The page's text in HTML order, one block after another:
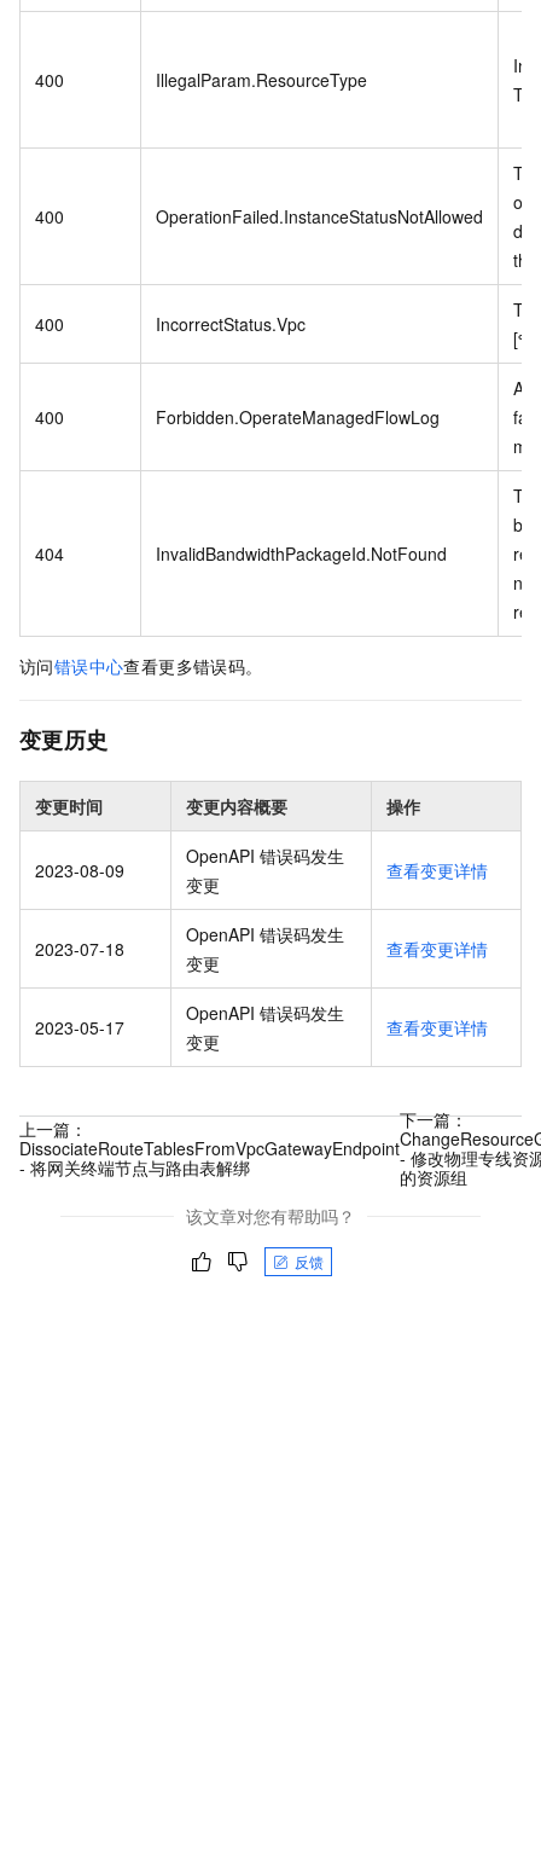
400 IllegalParam.ResourceType
400 OperationFailed.InstanceStatusNotAllowed
of
400 IncorrectStatus.Vpc
400 Forbidden.OperateManagedFlowLog
404 InvalidBandwidthPackageId.NotFound
访问错误中心查看更多错误码。
变更历史
变更时间 变更内容概要 操作
2023-08-09
OpenAPI 错误码发生
变更
查看变更详情
2023-07-18
OpenAPI 错误码发生
变更
查看变更详情
2023-05-17
OpenAPI 错误码发生
变更
查看变更详情
上一篇：
DissociateRouteTablesFromVpcGatewayEndpoint
- 将网关终端节点与路由表解绑
下一篇：
- 修改物理专线资
的资源组
该文章对您有帮助吗？
反馈